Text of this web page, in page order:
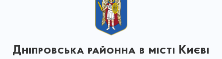
Дніпровська районна в місті Києві